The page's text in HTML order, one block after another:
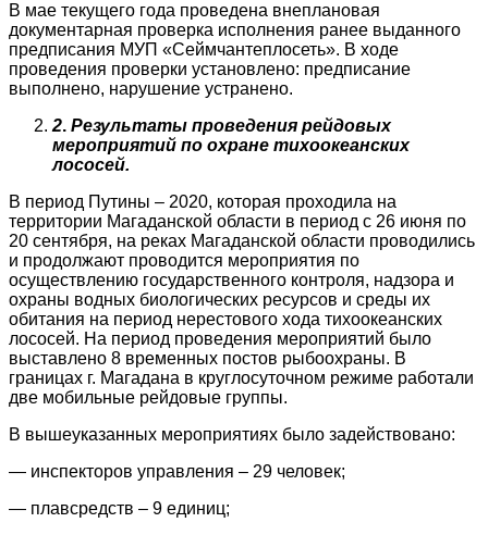
В мае текущего года проведена внеплановая
документарная проверка исполнения ранее выданного
предписания МУП «Сеймчантеплосеть». В ходе
проведения проверки установлено: предписание
выполнено, нарушение устранено.
2. Результаты проведения рейдовых
мероприятий по охране тихоокеанских
лососей.
В период Путины – 2020, которая проходила на
территории Магаданской области в период с 26 июня по
20 сентября, на реках Магаданской области проводились
и продолжают проводится мероприятия по
осуществлению государственного контроля, надзора и
охраны водных биологических ресурсов и среды их
обитания на период нерестового хода тихоокеанских
лососей. На период проведения мероприятий было
выставлено 8 временных постов рыбоохраны. В
границах г. Магадана в круглосуточном режиме работали
две мобильные рейдовые группы.
В вышеуказанных мероприятиях было задействовано:
— инспекторов управления – 29 человек;
— плавсредств – 9 единиц;